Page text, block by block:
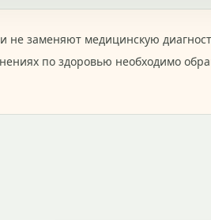
заменяют медицинскую
по здоровью необходимо